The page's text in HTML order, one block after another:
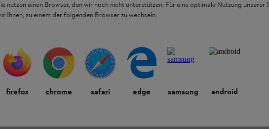
nutzen einen Browser, den wir noch nicht unterstützen. Für eine optimale Nutzung unserer
Ihnen, zu einem der folgenden Browser zu wechseln:
firefox chrome safari edge samsung android